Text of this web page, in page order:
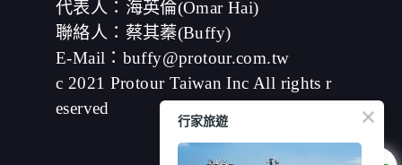
當客戶在本網站註冊時，我們會取得您的姓名、電話、住
址、身份證字號、電子郵件、出生日期、性別、行業等相
關資料，當您註冊成功，並登入使用我們的服務後，我們
即取得您的資料。註冊時，本網站取得您的姓名、電話、
住址、身份證字號、電子郵件、出生日期、性別、行業等
相關資料，當您註冊成功，並登入使用我們的服務後，本
網站即取得您的資料。
其他除了上述，會保留您在上網瀏覽或查詢時，伺服器自
行產生的相關記錄，包括您使用連線設備的 IP 位址、使用
代表人：海英倫(Omar Hai)
聯絡人：蔡其蓁(Buffy)
E-Mail：buffy@protour.com.tw
c 2021 Protour Taiwan Inc All rights r
eserved
行家旅遊